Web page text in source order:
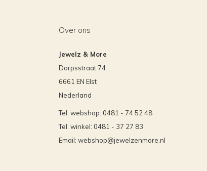
Over ons
Jewelz & More
Dorpsstraat 74
6661 EN Elst
Nederland
Tel. webshop: 0481 - 74 52 48
Tel. winkel: 0481 - 37 27 83
Email: webshop@jewelzenmore.nl